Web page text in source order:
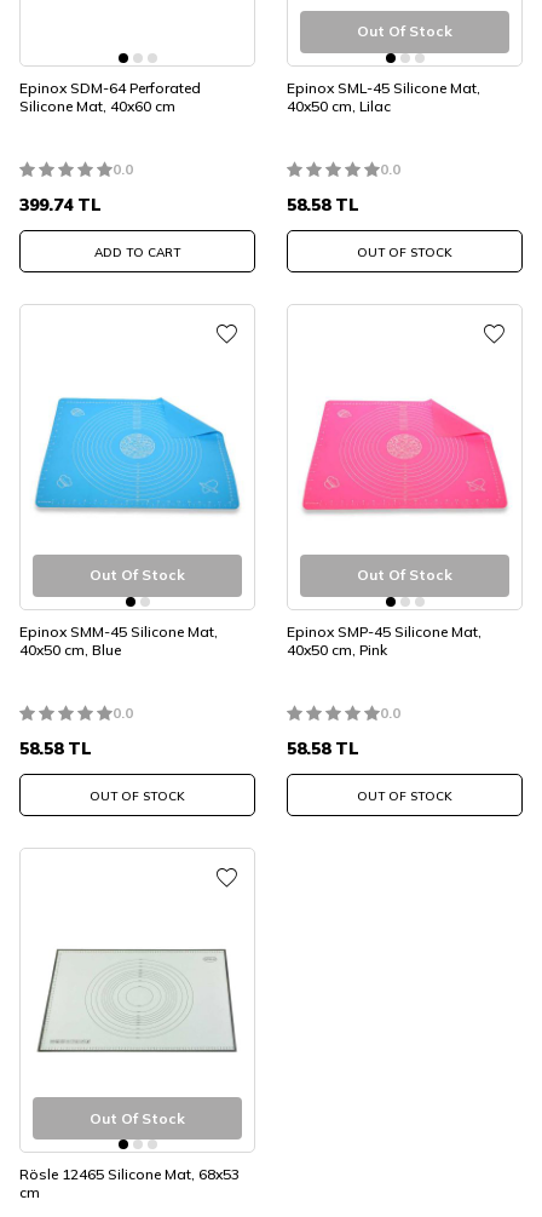
Epinox SDM-64 Perforated
Silicone Mat, 40x60 cm
0.0
399.74TL
ADD TO CART
Out Of Stock
Epinox SML-45 Silicone Mat,
40x50 cm, Lilac
0.0
58.58TL
OUT OF STOCK
Out Of Stock
Epinox SMM-45 Silicone Mat,
40x50 cm, Blue
0.0
58.58TL
OUT OF STOCK
Out Of Stock
Epinox SMP-45 Silicone Mat,
40x50 cm, Pink
0.0
58.58TL
OUT OF STOCK
Out Of Stock
Rösle 12465 Silicone Mat, 68x53
cm